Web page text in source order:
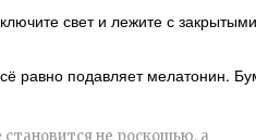
свет и лежите с закрытыми
равно подавляет мелатонин.
не роскошью, а